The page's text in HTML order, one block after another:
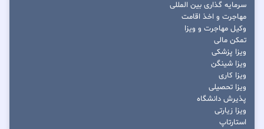
سرمایه گذاری بین المللی
مهاجرت و اخذ اقامت
وکیل مهاجرت و ویزا
تمکن مالی
ویزا پزشکی
ویزا شینگن
ویزا کاری
ویزا تحصیلی
پذیرش دانشگاه
ویزا زیارتی
استارتاپ